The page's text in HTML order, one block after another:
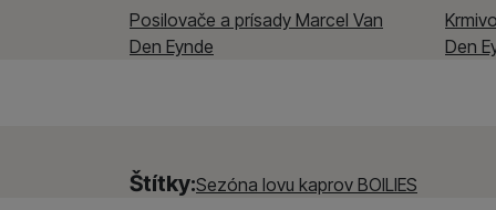
Posilovače a prísady Marcel Van
Den Eynde
Den
Štítky:Sezóna lovu kaprov BOILIES